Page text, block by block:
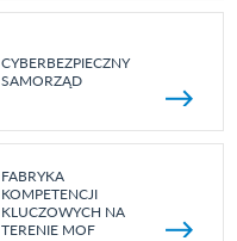
CYBERBEZPIECZNY
SAMORZĄD
FABRYKA
KOMPETENCJI
KLUCZOWYCH NA
TERENIE MOF